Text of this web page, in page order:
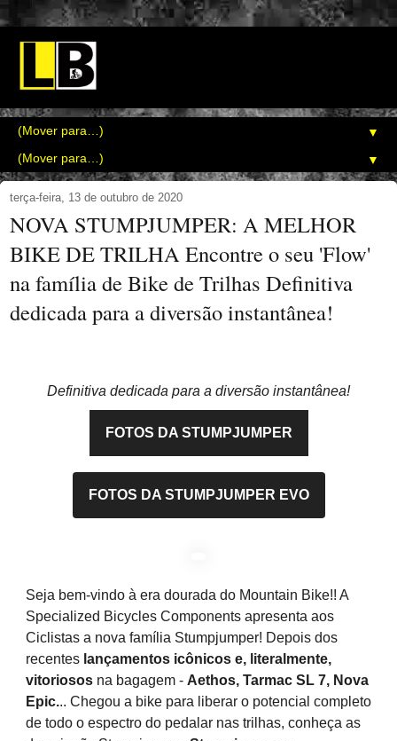
▼
▼
terça-feira, 13 de outubro de 2020
NOVA STUMPJUMPER: A MELHOR
BIKE DE TRILHA Encontre o seu 'Flow'
na família de Bike de Trilhas Definitiva
dedicada para a diversão instantânea!
Definitiva dedicada para a diversão instantânea!
FOTOS DA STUMPJUMPER
FOTOS DA STUMPJUMPER EVO
Seja bem-vindo à era dourada do Mountain Bike!! A
Specialized Bicycles Components apresenta aos
Ciclistas a nova família Stumpjumper! Depois dos
recentes lançamentos icônicos e, literalmente,
vitoriosos na bagagem - Aethos, Tarmac SL 7, Nova
Epic... Chegou a bike para liberar o potencial completo
de todo o espectro do pedalar nas trilhas, conheça as